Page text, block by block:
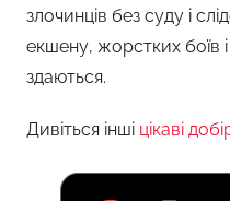
злочинців без суду і
екшену, жорстких боїв
здаються.
Дивіться інші цікаві